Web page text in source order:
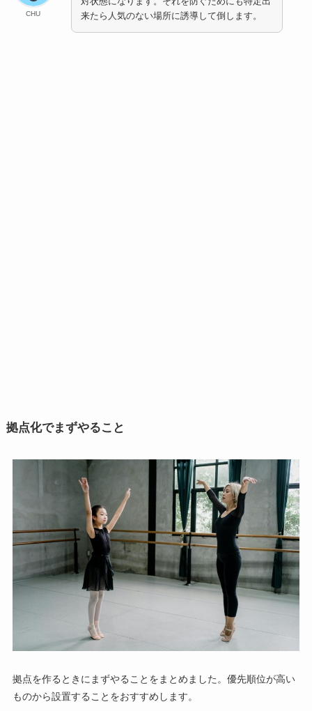
CHU
来たら人気のない場所に誘導して倒します。
拠点化でまずやること
拠点を作るときにまずやることをまとめました。優先順位が高い
ものから設置することをおすすめします。